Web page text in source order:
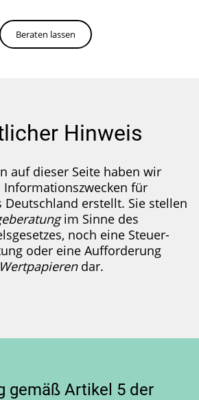
Beraten lassen
Hinweis
auf dieser Seite haben wir
für
Deutschland erstellt. Sie stellen
im Sinne des
noch eine Steuer-
oder eine Aufforderung
dar.
gemäß Artikel 5 der